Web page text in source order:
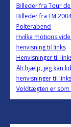
Billeder fra Tour de
Billeder fra EM 2004
Polterabend
Hvilke motions
henvisning til links
Henvisninger til
Åh hjælp, jeg kan
henvisninger til links
Voldtægten er